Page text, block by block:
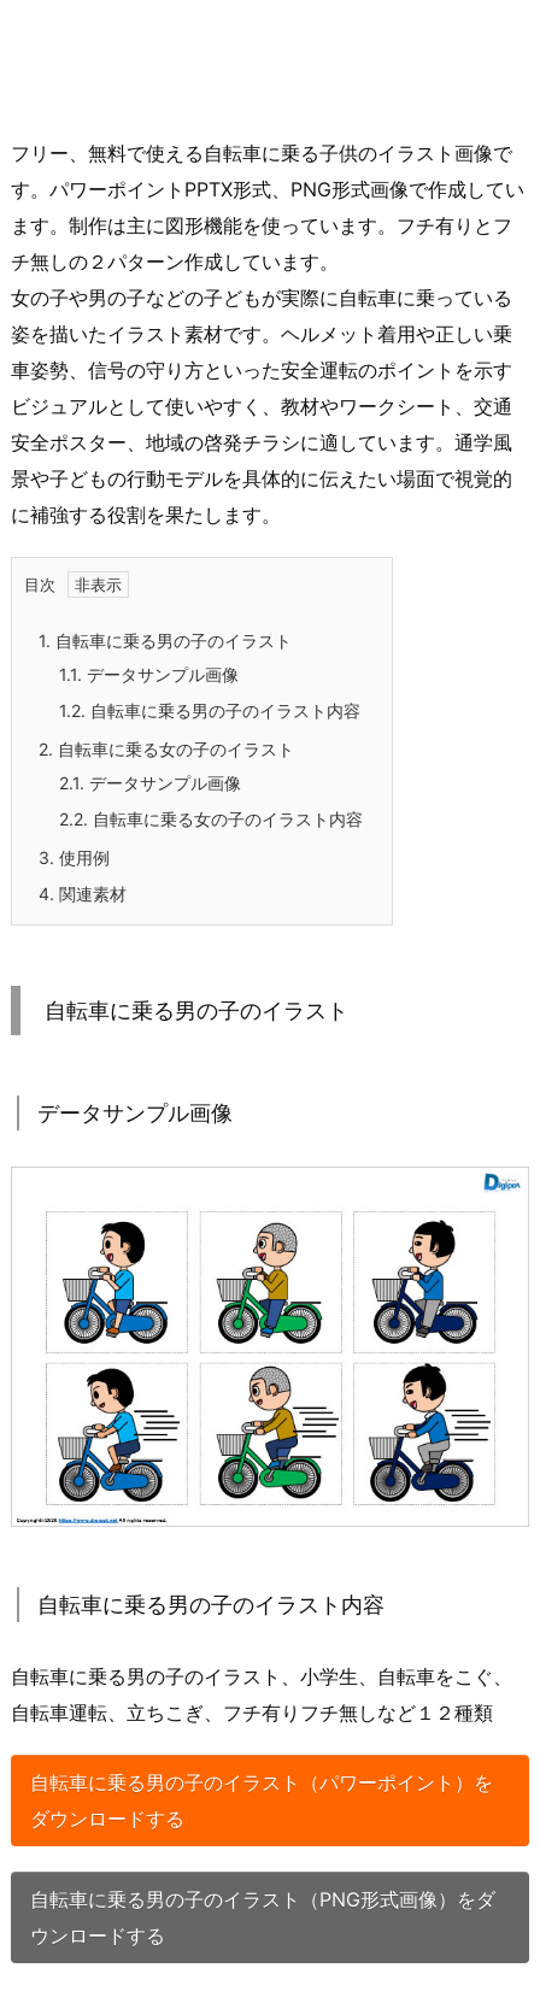
フリー、無料で使える自転車に乗る子供のイラスト画像で
す。パワーポイントPPTX形式、PNG形式画像で作成してい
ます。制作は主に図形機能を使っています。フチ有りとフ
チ無しの２パターン作成しています。
女の子や男の子などの子どもが実際に自転車に乗っている
姿を描いたイラスト素材です。ヘルメット着用や正しい乗
車姿勢、信号の守り方といった安全運転のポイントを示す
ビジュアルとして使いやすく、教材やワークシート、交通
安全ポスター、地域の啓発チラシに適しています。通学風
景や子どもの行動モデルを具体的に伝えたい場面で視覚的
に補強する役割を果たします。
目次
1. 自転車に乗る男の子のイラスト
1.1. データサンプル画像
1.2. 自転車に乗る男の子のイラスト内容
2. 自転車に乗る女の子のイラスト
2.1. データサンプル画像
2.2. 自転車に乗る女の子のイラスト内容
3. 使用例
4. 関連素材
自転車に乗る男の子のイラスト
データサンプル画像
自転車に乗る男の子のイラスト内容
自転車に乗る男の子のイラスト、小学生、自転車をこぐ、
自転車運転、立ちこぎ、フチ有りフチ無しなど１２種類
自転車に乗る男の子のイラスト（パワーポイント）を
ダウンロードする
自転車に乗る男の子のイラスト（PNG形式画像）をダ
ウンロードする